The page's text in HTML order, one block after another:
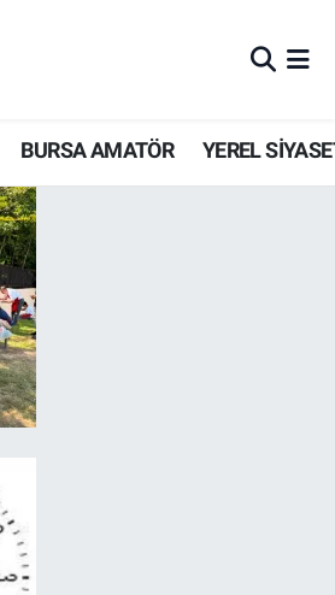
BURSA AMATÖR YEREL